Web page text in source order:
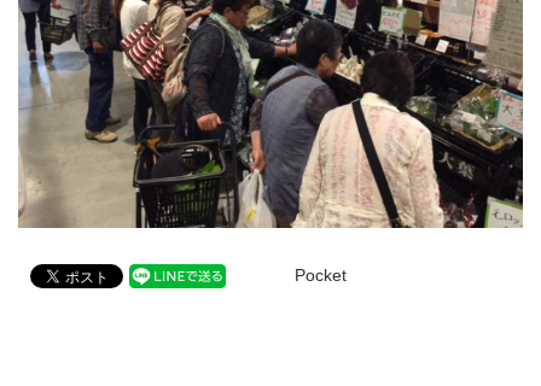
Pocket